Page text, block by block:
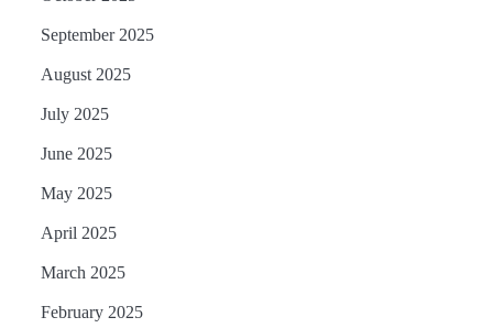
September 2025
August 2025
July 2025
June 2025
May 2025
April 2025
March 2025
February 2025